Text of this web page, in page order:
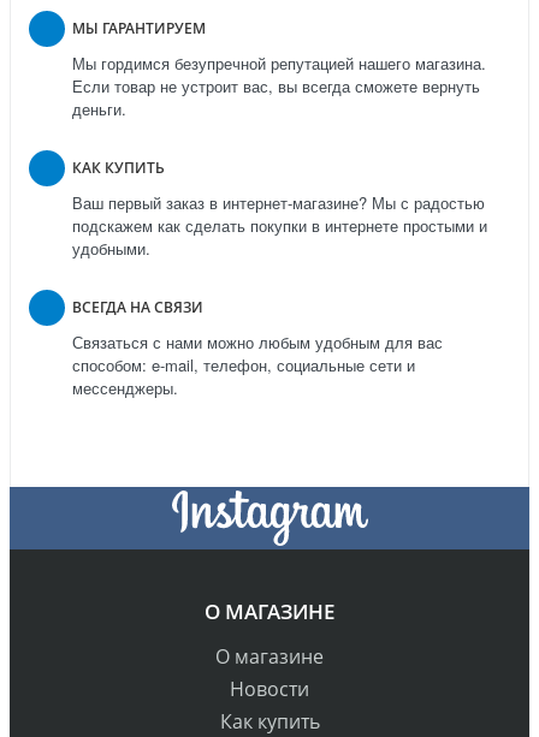
МЫ ГАРАНТИРУЕМ
Мы гордимся безупречной репутацией нашего магазина.
Если товар не устроит вас, вы всегда сможете вернуть
деньги.
КАК КУПИТЬ
Ваш первый заказ в интернет-магазине? Мы с радостью
подскажем как сделать покупки в интернете простыми и
удобными.
ВСЕГДА НА СВЯЗИ
Связаться с нами можно любым удобным для вас
способом: e-mail, телефон, социальные сети и
мессенджеры.
О МАГАЗИНЕ
О магазине
Новости
Как купить